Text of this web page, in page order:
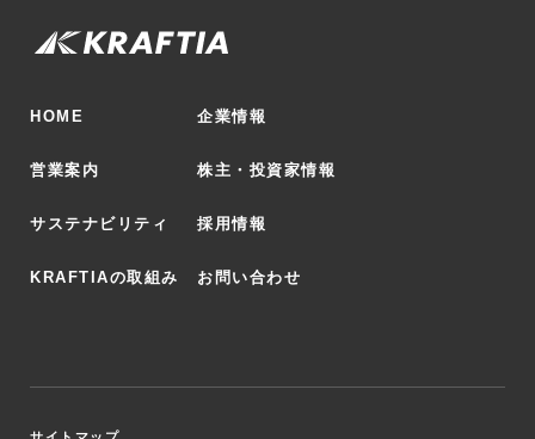
HOME 企業情報
営業案内 株主・投資家情報
サステナビリティ 採用情報
KRAFTIAの取組み お問い合わせ